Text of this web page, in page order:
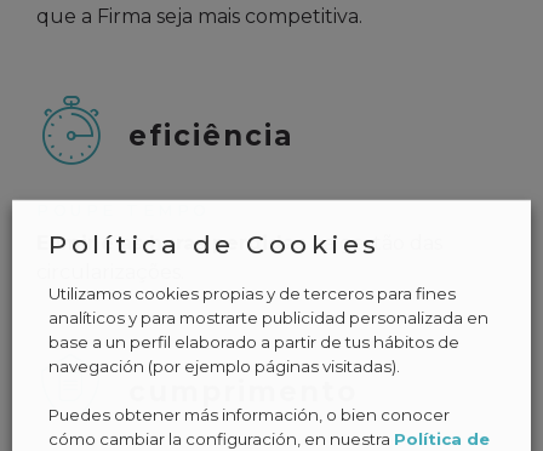
que a Firma seja mais competitiva.
eficiência
Elimine as horas perdidas na gestão das
Política de Cookies
Utilizamos cookies propias y de terceros para fines
analíticos y para mostrarte publicidad personalizada en
base a un perfil elaborado a partir de tus hábitos de
navegación (por ejemplo páginas visitadas).
Puedes obtener más información, o bien conocer
cómo cambiar la configuración, en nuestra Política de